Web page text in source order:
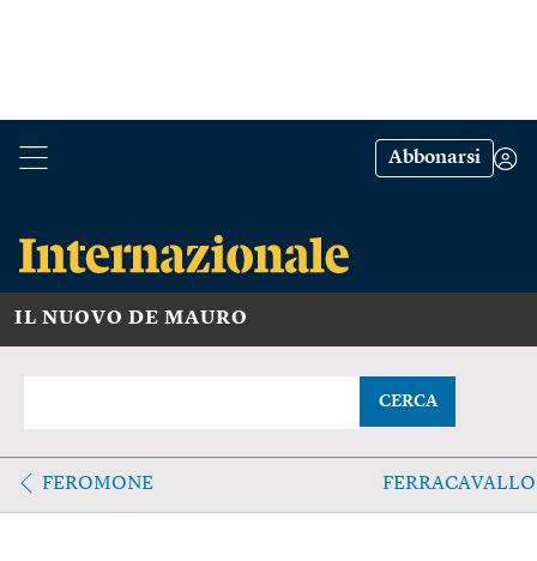
Abbonarsi
IL NUOVO DE MAURO
CERCA
FEROMONE FERRACAVALLO